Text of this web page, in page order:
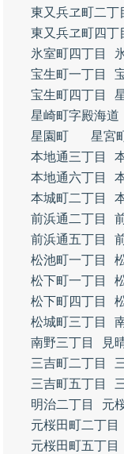
東又兵ヱ町二丁
東又兵ヱ町四丁
氷室町四丁目
宝生町一丁目
宝生町四丁目
星崎町字殿海道
星園町
星宮
本地通三丁目
本地通六丁目
本城町二丁目
前浜通二丁目
前浜通五丁目
松池町一丁目
松下町一丁目
松下町四丁目
松城町三丁目
南野三丁目
見
三吉町二丁目
三吉町五丁目
明治二丁目
元
元桜田町二丁目
元桜田町五丁目